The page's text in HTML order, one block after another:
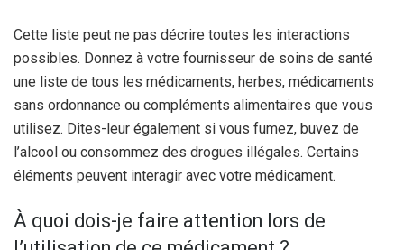
Cette liste peut ne pas décrire toutes les interactions
possibles. Donnez à votre fournisseur de soins de santé
une liste de tous les médicaments, herbes, médicaments
sans ordonnance ou compléments alimentaires que vous
utilisez. Dites-leur également si vous fumez, buvez de
l’alcool ou consommez des drogues illégales. Certains
éléments peuvent interagir avec votre médicament.
À quoi dois-je faire attention lors de